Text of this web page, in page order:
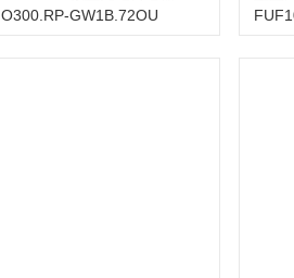
O300.RP-GW1B.72OU